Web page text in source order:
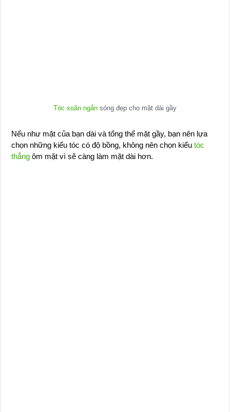
Tóc xoăn ngắnsóng đẹp cho mặt dài gầy
Nếu như mặt của bạn dài và tổng thể mặt gầy, bạn nên lựa
chọn những kiểu tóc có độ bồng, không nên chọn kiểutóc
thẳng ôm mặt vì sẽ càng làm mặt dài hơn.